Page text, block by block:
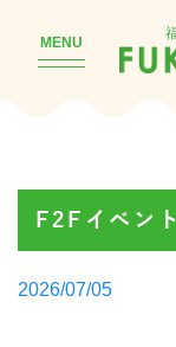
MENU
F2Fイベン
Posted
2026/07/05